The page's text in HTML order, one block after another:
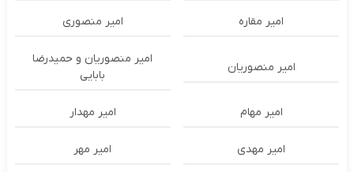
امیر مقاره امیر منصوری
امیر منصوریان
امیر منصوریان و حمیدرضا
بابایی
امیر مهام امیر مهدار
امیر مهدی امیر مهر